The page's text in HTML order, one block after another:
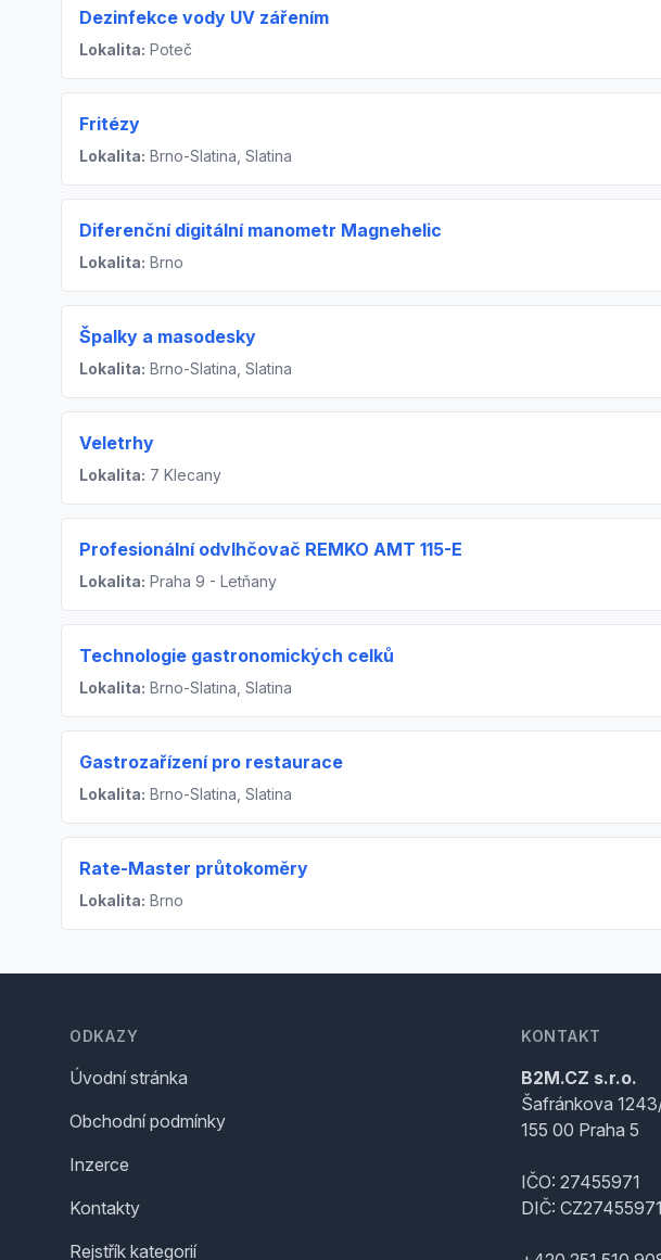
Dezinfekce vody UV zářením
Lokalita: Poteč
Fritézy
Lokalita: Brno-Slatina, Slatina
Diferenční digitální manometr Magnehelic
Lokalita: Brno
Špalky a masodesky
Lokalita: Brno-Slatina, Slatina
Veletrhy
Lokalita: 7 Klecany
Profesionální odvlhčovač REMKO AMT 115-E
Lokalita: Praha 9 - Letňany
Technologie gastronomických celků
Lokalita: Brno-Slatina, Slatina
Gastrozařízení pro restaurace
Lokalita: Brno-Slatina, Slatina
Rate-Master průtokoměry
Lokalita: Brno
ODKAZY
Úvodní stránka
Obchodní podmínky
Inzerce
Kontakty
Rejstřík kategorií
KONTAKT
B2M.CZ s.r.o.
Šafránkova
155 00 Praha 5
IČO: 27455971
DIČ: CZ27455971